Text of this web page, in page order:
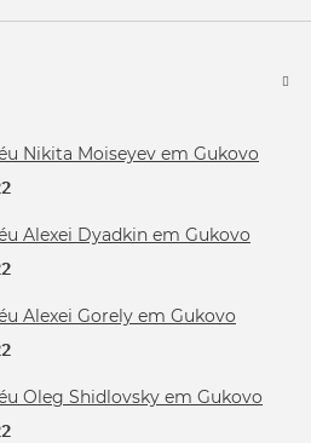
Nikita Moiseyev em Gukovo
Alexei Dyadkin em Gukovo
Alexei Gorely em Gukovo
Oleg Shidlovsky em Gukovo